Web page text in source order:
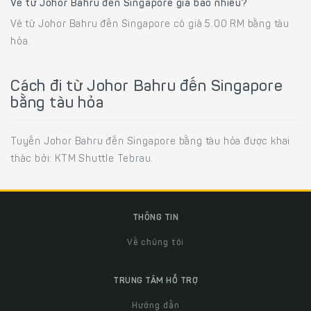
Vé từ Johor Bahru đến Singapore giá bao nhiêu?
Vé từ Johor Bahru đến Singapore có giá 5.00 RM bằng tàu
hỏa.
Cách đi từ Johor Bahru đến Singapore
bằng tàu hỏa
Tuyến Johor Bahru đến Singapore bằng tàu hỏa được khai
thác bởi: KTM Shuttle Tebrau.
THÔNG TIN
Về chúng tôi
TRUNG TÂM HỖ TRỢ
Hướng dẫn